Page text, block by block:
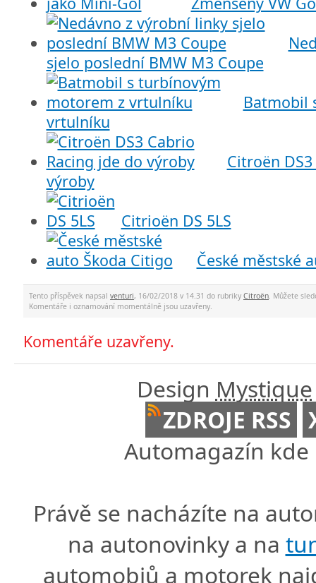
sjelo poslední BMW M3 Coupe
Batmobil
vrtulníku
Citroën
výroby
Citrioën DS 5LS
České městské
Tento příspěvek napsal venturi, 16/02/2018 v 14.31 do rubriky Citroën . Můžete
Komentáře i oznamování momentálně jsou uzavřeny.
Komentáře uzavřeny.
Design Mystique
ZDROJE RSS
Automagazín
Právě se nacházíte na
na autonovinky a na
automobiů a motorek